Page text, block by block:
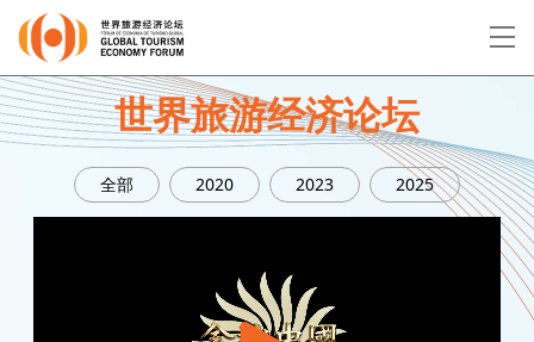
EN 繁 简
关于论坛
世界旅游经济论坛
全部 2020 2023 2025